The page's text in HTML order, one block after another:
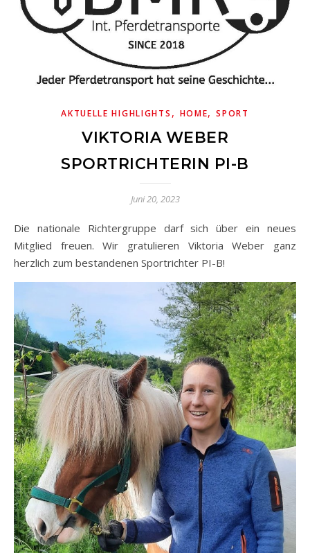
AKTUELLE HIGHLIGHTS , HOME,SPORT
VIKTORIA WEBER
SPORTRICHTERIN PI-B
Juni 20, 2023
Die nationale Richtergruppe darf sich über ein neues
Mitglied freuen. Wir gratulieren Viktoria Weber ganz
herzlich zum bestandenen Sportrichter PI-B!